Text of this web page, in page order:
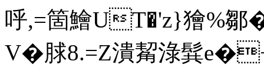
呼,=箇鱠UT�'z}獪%
V�脙8.=Z潰觢淥髸